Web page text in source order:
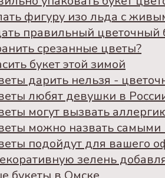
фигуру изо льда с
правильный цветочный
срезанные цветы?
букет этой зимой
дарить нельзя -
любят девушки в
могут вызвать
можно назвать самыми
подойдут для вашего
зелень